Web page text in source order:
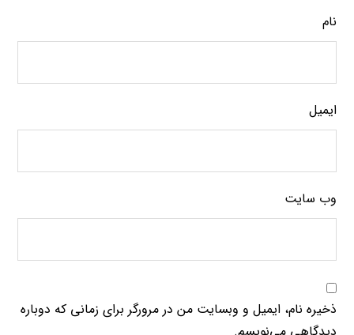
نام
ایمیل
وب‌ سایت
ذخیره نام، ایمیل و وبسایت من در مرورگر برای زمانی که دوباره